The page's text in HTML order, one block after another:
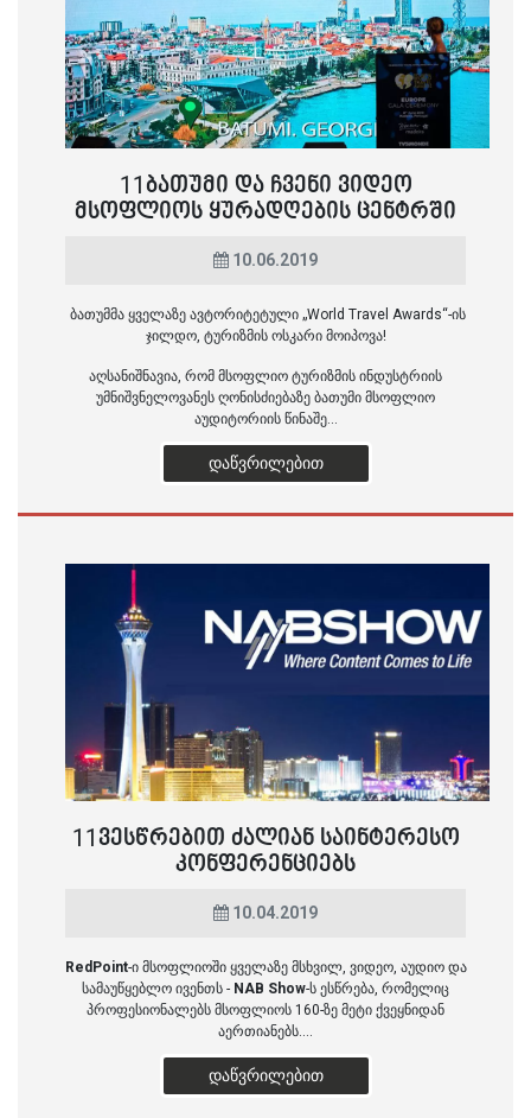
11ᲑᲐᲗᲣᲛᲘ ᲓᲐ ᲩᲕᲔᲜᲘ ᲕᲘᲓᲔᲝ
ᲛᲡᲝᲤᲚᲘᲝᲡ ᲧᲣᲠᲐᲓᲦᲔᲑᲘᲡ ᲪᲔᲜᲢᲠᲨᲘ
10.06.2019
ბათუმმა ყველაზე ავტორიტეტული „World Travel Awards“-ის
ჯილდო, ტურიზმის ოსკარი მოიპოვა!
აღსანიშნავია, რომ მსოფლიო ტურიზმის ინდუსტრიის
უმნიშვნელოვანეს ღონისძიებაზე ბათუმი მსოფლიო
აუდიტორიის წინაშე...
ᲓᲐᲬᲕᲠᲘᲚᲔᲑᲘᲗ
11ᲕᲔᲡᲬᲠᲔᲑᲘᲗ ᲫᲐᲚᲘᲐᲜ ᲡᲐᲘᲜᲢᲔᲠᲔᲡᲝ
ᲙᲝᲜᲤᲔᲠᲔᲜᲪᲘᲔᲑᲡ
10.04.2019
RedPoint-ი მსოფლიოში ყველაზე მსხვილ, ვიდეო, აუდიო და
სამაუწყებლო ივენთს - NAB Show-ს ესწრება, რომელიც
პროფესიონალებს მსოფლიოს 160-ზე მეტი ქვეყნიდან
აერთიანებს....
ᲓᲐᲬᲕᲠᲘᲚᲔᲑᲘᲗ